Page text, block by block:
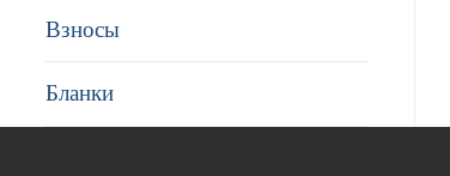
Взносы
Бланки